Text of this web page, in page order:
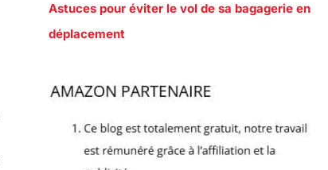
Astuces pour éviter le vol de sa bagagerie en
déplacement